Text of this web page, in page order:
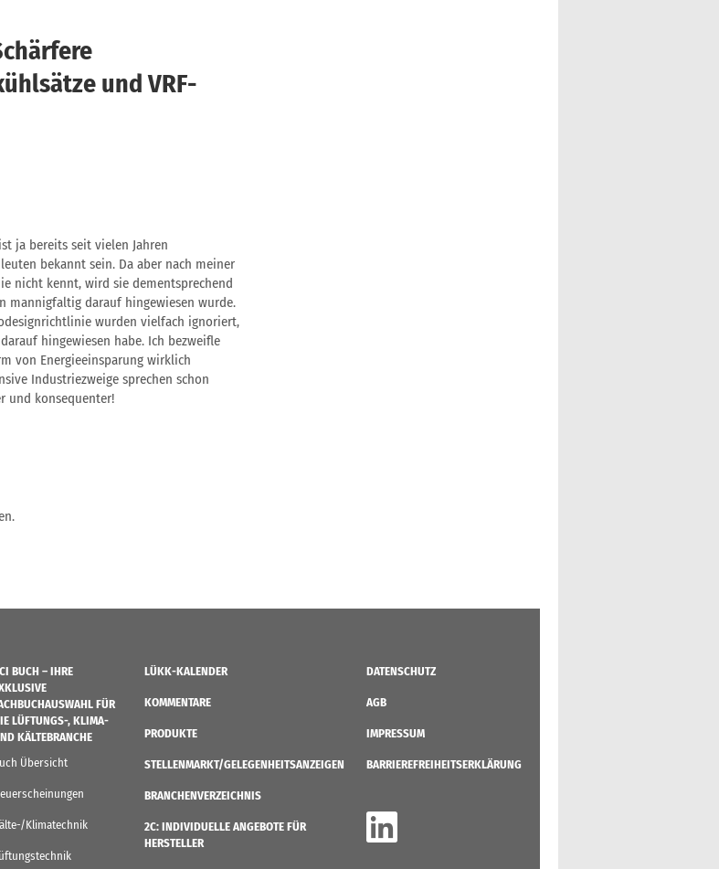
und VRF-
ja bereits seit vielen Jahren
bekannt sein. Da aber nach meiner
nicht kennt, wird sie dementsprechend
mannigfaltig darauf hingewiesen wurde.
wurden vielfach ignoriert,
hingewiesen habe. Ich bezweifle
von Energieeinsparung wirklich
Industriezweige sprechen schon
und konsequenter!
BUCH – IHRE
FÜR
LÜFTUNGS-, KLIMA-
KÄLTEBRANCHE
Übersicht
Klimatechnik
LÜKK-KALENDER
KOMMENTARE
PRODUKTE
STELLENMARKT/GELEGENHEITSANZEIGEN
BRANCHENVERZEICHNIS
2C: INDIVIDUELLE ANGEBOTE FÜR
HERSTELLER
DATENSCHUTZ
AGB
IMPRESSUM
BARRIEREFREIHEITSERKLÄRUNG